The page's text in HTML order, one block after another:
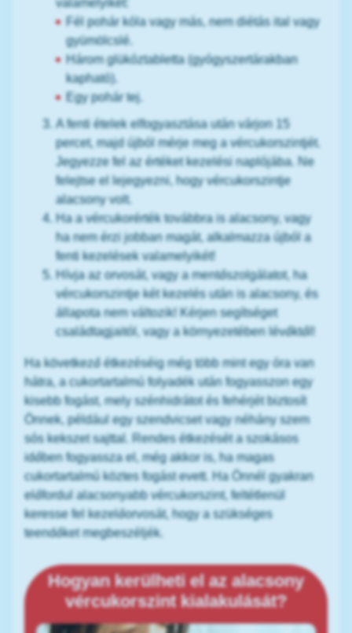
valamelyikét:
Fél pohár kóla vagy más, nem diétás ital vagy
gyümölcslé.
Három glükóztabletta (gyógyszertárakban
kapható).
Egy pohár tej.
A fenti ételek elfogyasztása után várjon 15
percet, majd újból mérje meg a vércukorszintjét.
Jegyezze fel az értéket kezelési naplójába. Ne
felejtse el lejegyezni, hogy vércukorszintje
alacsony volt.
Ha a vércukorérték továbbra is alacsony, vagy
ha nem érzi jobban magát, alkalmazza újból a
fenti kezelések valamelyikét!
Hívja az orvosát, vagy a mentőszolgálatot, ha
vércukorszintje két kezelés után is alacsony, és
állapota nem változik! Kérjen segítséget
családtagjaitól, vagy a környezetében lévőktől!
Ha következő étkezéséig még több mint egy óra van
hátra, a cukortartalmú folyadék után fogyasszon egy
kisebb fogást, mely szénhidrátot és fehérjét biztosít
Önnek, például egy szendvicset vagy néhány szem
sós kekszet sajttal. Rendes étkezését a szokásos
időben fogyassza el, még akkor is, ha magas
cukortartalmú köztes fogást evett. Ha Önnél gyakran
előfordul alacsonyabb vércukorszint, feltétlenül
keresse fel kezelőorvosát, hogy a szükséges
teendőket megbeszéljék.
Hogyan kerülheti el az alacsony
vércukorszint kialakulását?